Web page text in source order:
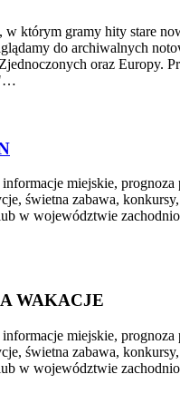
w którym gramy hity stare
do archiwalnych
oraz Europy.
miejskie, prognoza
świetna zabawa,
w województwie
WAKACJE
miejskie, prognoza
świetna zabawa,
w województwie